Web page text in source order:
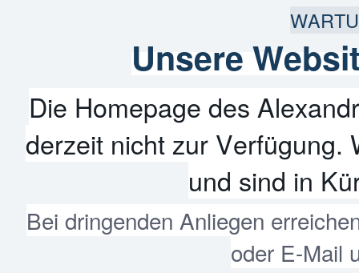
Unsere
Die Homepage des
derzeit nicht zur Verfügung.
und sind in
Bei dringenden Anliegen
oder E-Mail